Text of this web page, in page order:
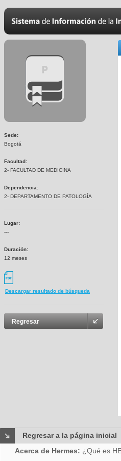
Sede:
Bogotá
Facultad:
2- FACULTAD DE MEDICINA
Dependencia:
2- DEPARTAMENTO DE PATOLOGÍA
Lugar:
---
Duración:
12 meses
Descargar resultado de búsqueda
Regresar
Regresar a la página inicial
Acerca de Hermes: ¿Qué es